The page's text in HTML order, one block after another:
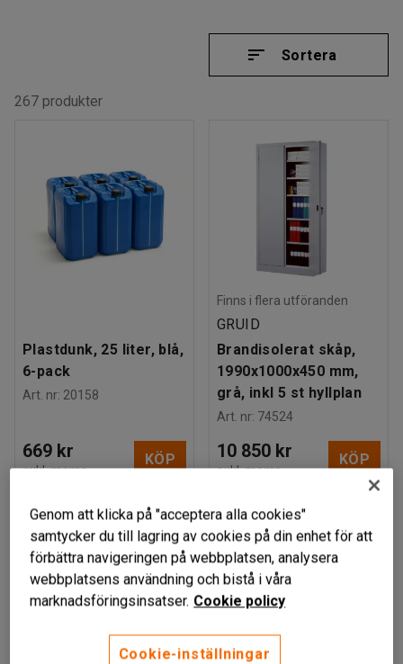
Sortera
267 produkter
Plastdunk, 25 liter, blå,
6-pack
Art. nr: 20158
669 kr
exkl. moms
KÖP
Finns i flera utföranden
GRUID
Brandisolerat skåp,
1990x1000x450 mm,
grå, inkl 5 st hyllplan
Art. nr: 74524
10 850 kr
exkl. moms
KÖP
Genom att klicka på "acceptera alla cookies"
samtycker du till lagring av cookies på din enhet för att
förbättra navigeringen på webbplatsen, analysera
webbplatsens användning och bistå i våra
marknadsföringsinsatser. Cookie policy
Cookie-inställningar